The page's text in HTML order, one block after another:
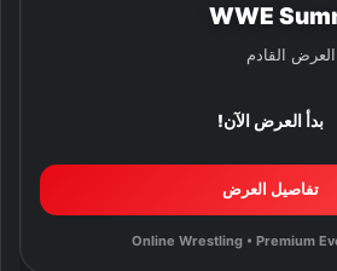
WWE
العرض القادم
بدأ العرض الآن!
تفاصيل العرض
Online Wrestling • Premium